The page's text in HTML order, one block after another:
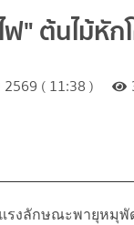
" ต้นไม้หั
( 11:38 )
งลักษณะพายุหมุพั